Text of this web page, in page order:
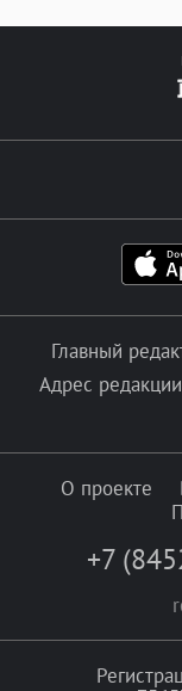
Главный
Адрес
О проекте
+7